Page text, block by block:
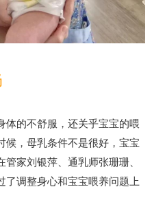
体的不舒服，还关乎宝宝的喂
候，母乳条件不是很好，宝宝
家刘银萍、通乳师张珊珊、
了调整身心和宝宝喂养问题上